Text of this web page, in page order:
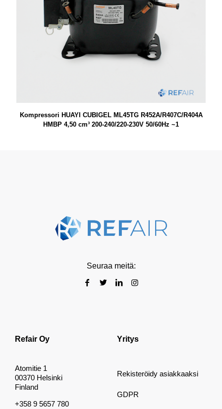
Kompressori HUAYI CUBIGEL ML45TG R452A/R407C/R404A
HMBP 4,50 cm³ 200-240/220-230V 50/60Hz ~1
Seuraa meitä:
Refair Oy
Atomitie 1
00370 Helsinki
Finland
+358 9 5657 780
Yritys
Rekisteröidy asiakkaaksi
GDPR